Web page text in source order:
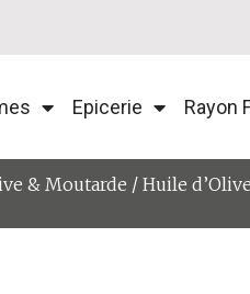
Epicerie Rayon
& Moutarde / Huile